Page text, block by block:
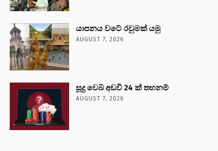
යාපනය වටේ රවුමක් යමු
AUGUST 7, 2026
සූදු වෙබ් අඩවි 24 ක් තහනම්
AUGUST 7, 2026